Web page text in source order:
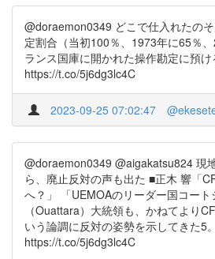
@doraemon0349 どこで仕入れたの
定割合（当初100％、1973年に65％
ランス国庫に開かれた操作勘定に預け
https://t.co/5j6dg3lc4C
2023-09-25 07:02:47
@doraemon0349 @aigakatsu824 現
ら、廃止反対の声も出た ■正木 響「
へ？」 「UEMOAのリーダー国コート
（Ouattara）大統領も、かねてより
いう論調に反対の姿勢を示してきた5。
https://t.co/5j6dg3lc4C